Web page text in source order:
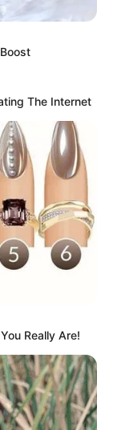
The Internet
Really Are!